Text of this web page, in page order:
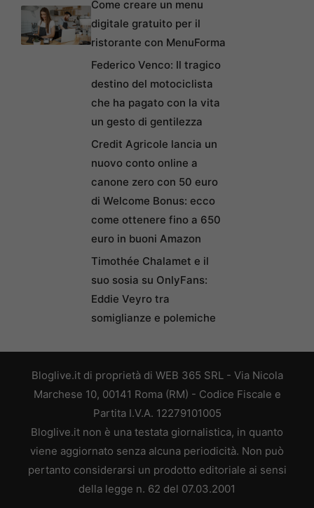
Come creare un menu
digitale gratuito per il
ristorante con MenuForma
Federico Venco: Il tragico
destino del motociclista
che ha pagato con la vita
un gesto di gentilezza
Credit Agricole lancia un
nuovo conto online a
canone zero con 50 euro
di Welcome Bonus: ecco
come ottenere fino a 650
euro in buoni Amazon
Timothée Chalamet e il
suo sosia su OnlyFans:
Eddie Veyro tra
somiglianze e polemiche
Bloglive.it di proprietà di WEB 365 SRL - Via Nicola
Marchese 10, 00141 Roma (RM) - Codice Fiscale e
Partita I.V.A. 12279101005
Bloglive.it non è una testata giornalistica, in quanto
viene aggiornato senza alcuna periodicità. Non può
pertanto considerarsi un prodotto editoriale ai sensi
della legge n. 62 del 07.03.2001